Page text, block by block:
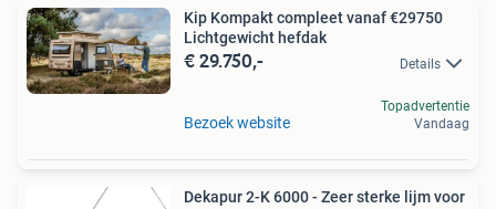
Kip Kompakt compleet vanaf €29750
Lichtgewicht hefdak
€ 29.750,- Details
Bezoek website
Topadvertentie
Vandaag
Dekapur 2-K 6000 - Zeer sterke lijm voor